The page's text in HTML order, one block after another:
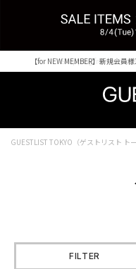
Shopping from
【for NEW MEMBER】新規会
GUESTLIST TOKYO（ゲストリスト ト
FILTER